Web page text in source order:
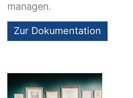
managen.
Zur Dokumentation